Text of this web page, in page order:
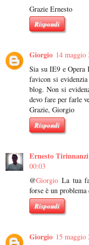
Grazie Ernesto
Rispondi
Giorgio 14 maggio
Sia su IE9 e Opera
favicon si
blog. Non si
devo fare per farle
Grazie, Giorgio
Rispondi
Ernesto Tirinnanzi
00:03
@Giorgio La tua
forse è un
Rispondi
Giorgio 15 maggio